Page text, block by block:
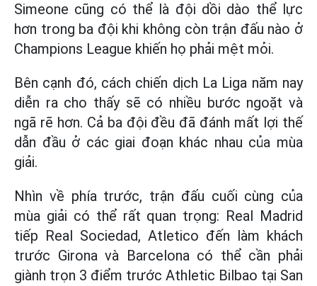
Simeone cũng có thể là đội dồi dào thể lực
hơn trong ba đội khi không còn trận đấu nào ở
Champions League khiến họ phải mệt mỏi.
Bên cạnh đó, cách chiến dịch La Liga năm nay
diễn ra cho thấy sẽ có nhiều bước ngoặt và
ngã rẽ hơn. Cả ba đội đều đã đánh mất lợi thế
dẫn đầu ở các giai đoạn khác nhau của mùa
giải.
Nhìn về phía trước, trận đấu cuối cùng của
mùa giải có thể rất quan trọng: Real Madrid
tiếp Real Sociedad, Atletico đến làm khách
trước Girona và Barcelona có thể cần phải
giành trọn 3 điểm trước Athletic Bilbao tại San